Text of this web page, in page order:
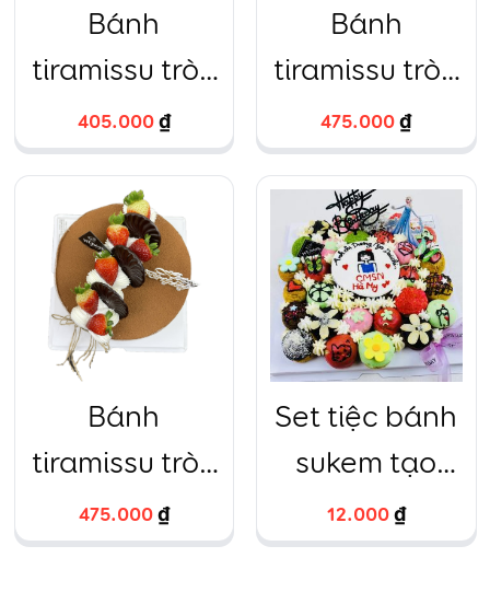
Bánh
tiramissu tròn
trang trí dâu
tây
405.000₫
Bánh
tiramissu tròn
trang trí dâu
tây
475.000₫
Bánh
tiramissu tròn
trang trí dâu
tây
475.000₫
Set tiệc bánh
sukem tạo
hình trang trí
12.000₫